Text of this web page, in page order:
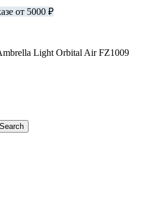
от 5000 ₽
Search